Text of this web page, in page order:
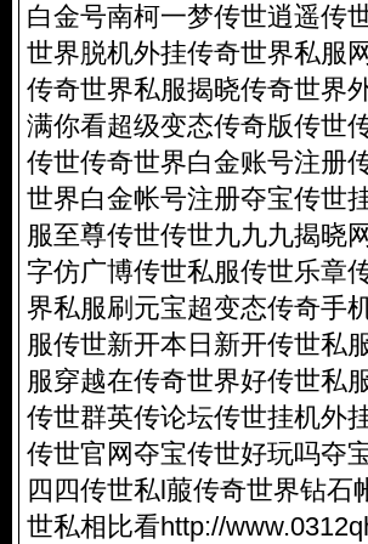
白金号南柯一梦传世逍遥传
世界脱机外挂传奇世界私服
传奇世界私服揭晓传奇世界
满你看超级变态传奇版传世
传世传奇世界白金账号注册
世界白金帐号注册夺宝传世
服至尊传世传世九九九揭晓
字仿广博传世私服传世乐章
界私服刷元宝超变态传奇手
服传世新开本日新开传世私
服穿越在传奇世界好传世私
传世群英传论坛传世挂机外
传世官网夺宝传世好玩吗夺
四四传世私l菔传奇世界钻石
世私相比看http://